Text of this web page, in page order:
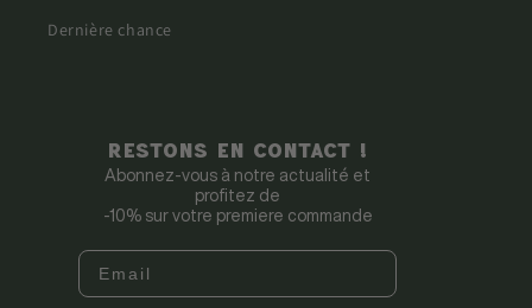
Dernière chance
Restons en contact !
Abonnez-vous à notre actualité et
profitez de
-10% sur votre premiere commande